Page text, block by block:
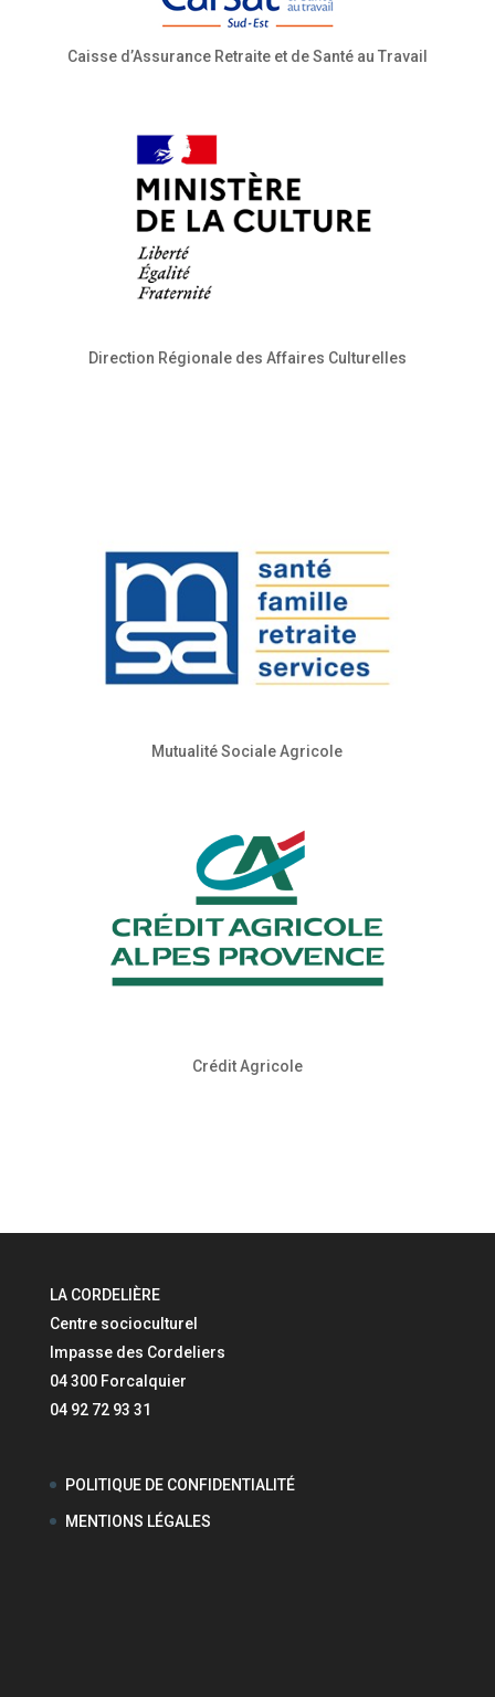
Caisse d’Assurance Retraite et de Santé au Travail
Direction Régionale des Affaires Culturelles
Mutualité Sociale Agricole
Crédit Agricole
LA CORDELIÈRE
Centre socioculturel
Impasse des Cordeliers
04 300 Forcalquier
04 92 72 93 31
POLITIQUE DE CONFIDENTIALITÉ
MENTIONS LÉGALES